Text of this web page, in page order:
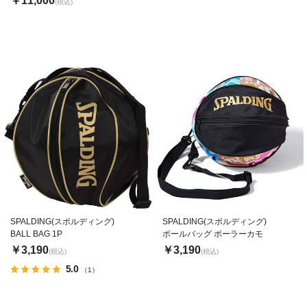
(税込)
5.0 （1）
SPALDING(スポルディング)
BALL BAG 1P
￥3,190(税込)
SPALDING(スポルディング)
ボールバッグ ボーラーカモ
￥3,190(税込)